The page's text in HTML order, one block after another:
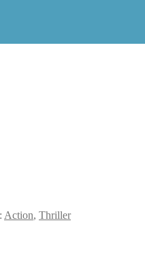
Action, Thriller